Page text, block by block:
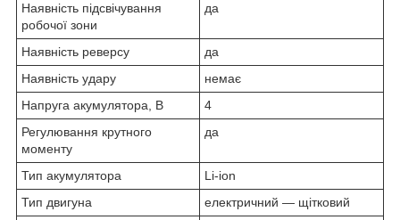
Наявність підсвічування
робочої зони
да
Наявність реверсу
да
Наявність удару
немає
Напруга акумулятора, В
4
Регулювання крутного
моменту
да
Тип акумулятора
Li-ion
Тип двигуна
електричний — щітковий